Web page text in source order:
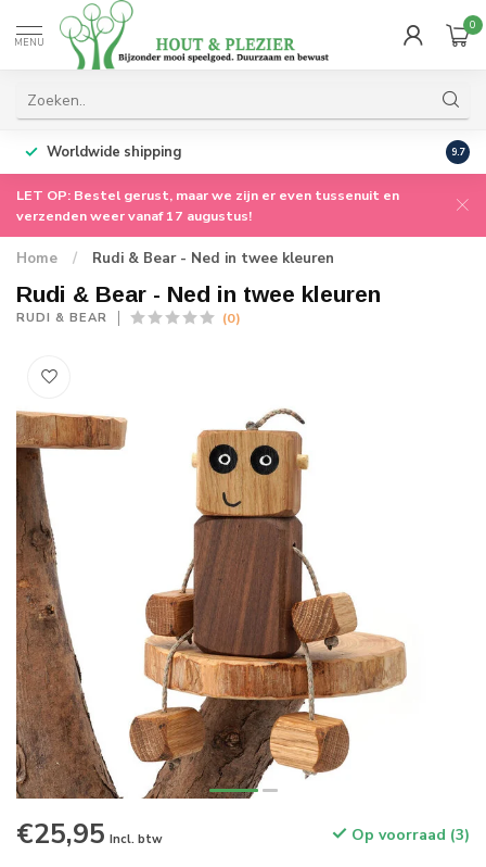
MENU
0
Worldwide shipping 9.7
LET OP: Bestel gerust, maar we zijn er even tussenuit en
verzenden weer vanaf 17 augustus!
Home / Rudi & Bear - Ned in twee kleuren
Rudi & Bear - Ned in twee kleuren
RUDI & BEAR (0)
€25,95 Incl. btw Op voorraad (3)